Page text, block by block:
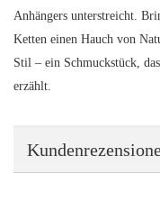
Anhängers unterstreicht.
Ketten einen Hauch von
Stil – ein Schmuckstück,
erzählt.